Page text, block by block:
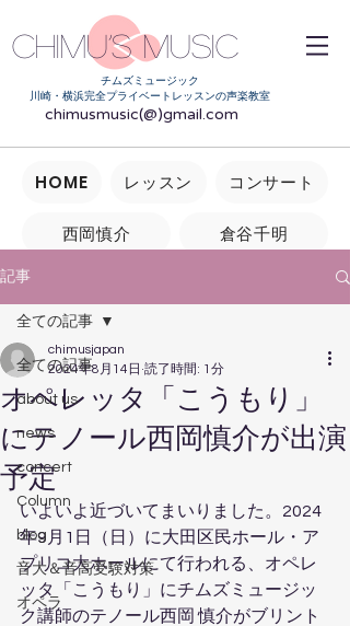
Chimu’s music
チムズミュージック
川崎・横浜完全プライベートレッスンの声楽教室
chimusmusic(@)gmail.com
HOME レッスン コンサート
西岡慎介 倉谷千明
記事
全ての記事
about us
news
concert
Column
blog
音大＆音高受験対策
オペラ
全ての記事
オペレッタ「こうもり」
にテノール西岡慎介が出演
予定
chimusjapan
2024年8月14日 読了時間: 1分
いよいよ近づいてまいりました。2024
年9月1日（日）に大田区民ホール・ア
プリコ大ホールにて行われる、オペレ
ッタ「こうもり」にチムズミュージッ
ク講師のテノール西岡 慎介がブリント